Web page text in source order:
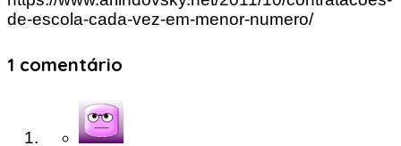
de-escola-cada-vez-em-menor-numero/
1 comentário